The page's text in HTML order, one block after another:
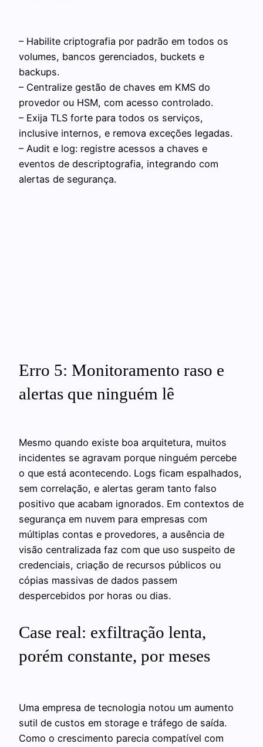
– Habilite criptografia por padrão em todos os
volumes, bancos gerenciados, buckets e
backups.
– Centralize gestão de chaves em KMS do
provedor ou HSM, com acesso controlado.
– Exija TLS forte para todos os serviços,
inclusive internos, e remova exceções legadas.
– Audit e log: registre acessos a chaves e
eventos de descriptografia, integrando com
alertas de segurança.
Erro 5: Monitoramento raso e
alertas que ninguém lê
Mesmo quando existe boa arquitetura, muitos
incidentes se agravam porque ninguém percebe
o que está acontecendo. Logs ficam espalhados,
sem correlação, e alertas geram tanto falso
positivo que acabam ignorados. Em contextos de
segurança em nuvem para empresas com
múltiplas contas e provedores, a ausência de
visão centralizada faz com que uso suspeito de
credenciais, criação de recursos públicos ou
cópias massivas de dados passem
despercebidos por horas ou dias.
Case real: exfiltração lenta,
porém constante, por meses
Uma empresa de tecnologia notou um aumento
sutil de custos em storage e tráfego de saída.
Como o crescimento parecia compatível com